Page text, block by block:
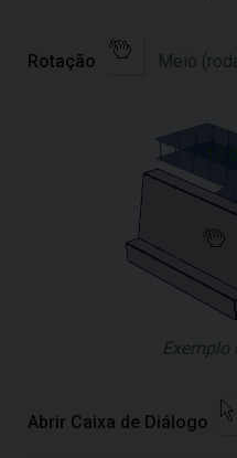
Rotação Meio
Exemplo
Abrir Caixa de Diálogo